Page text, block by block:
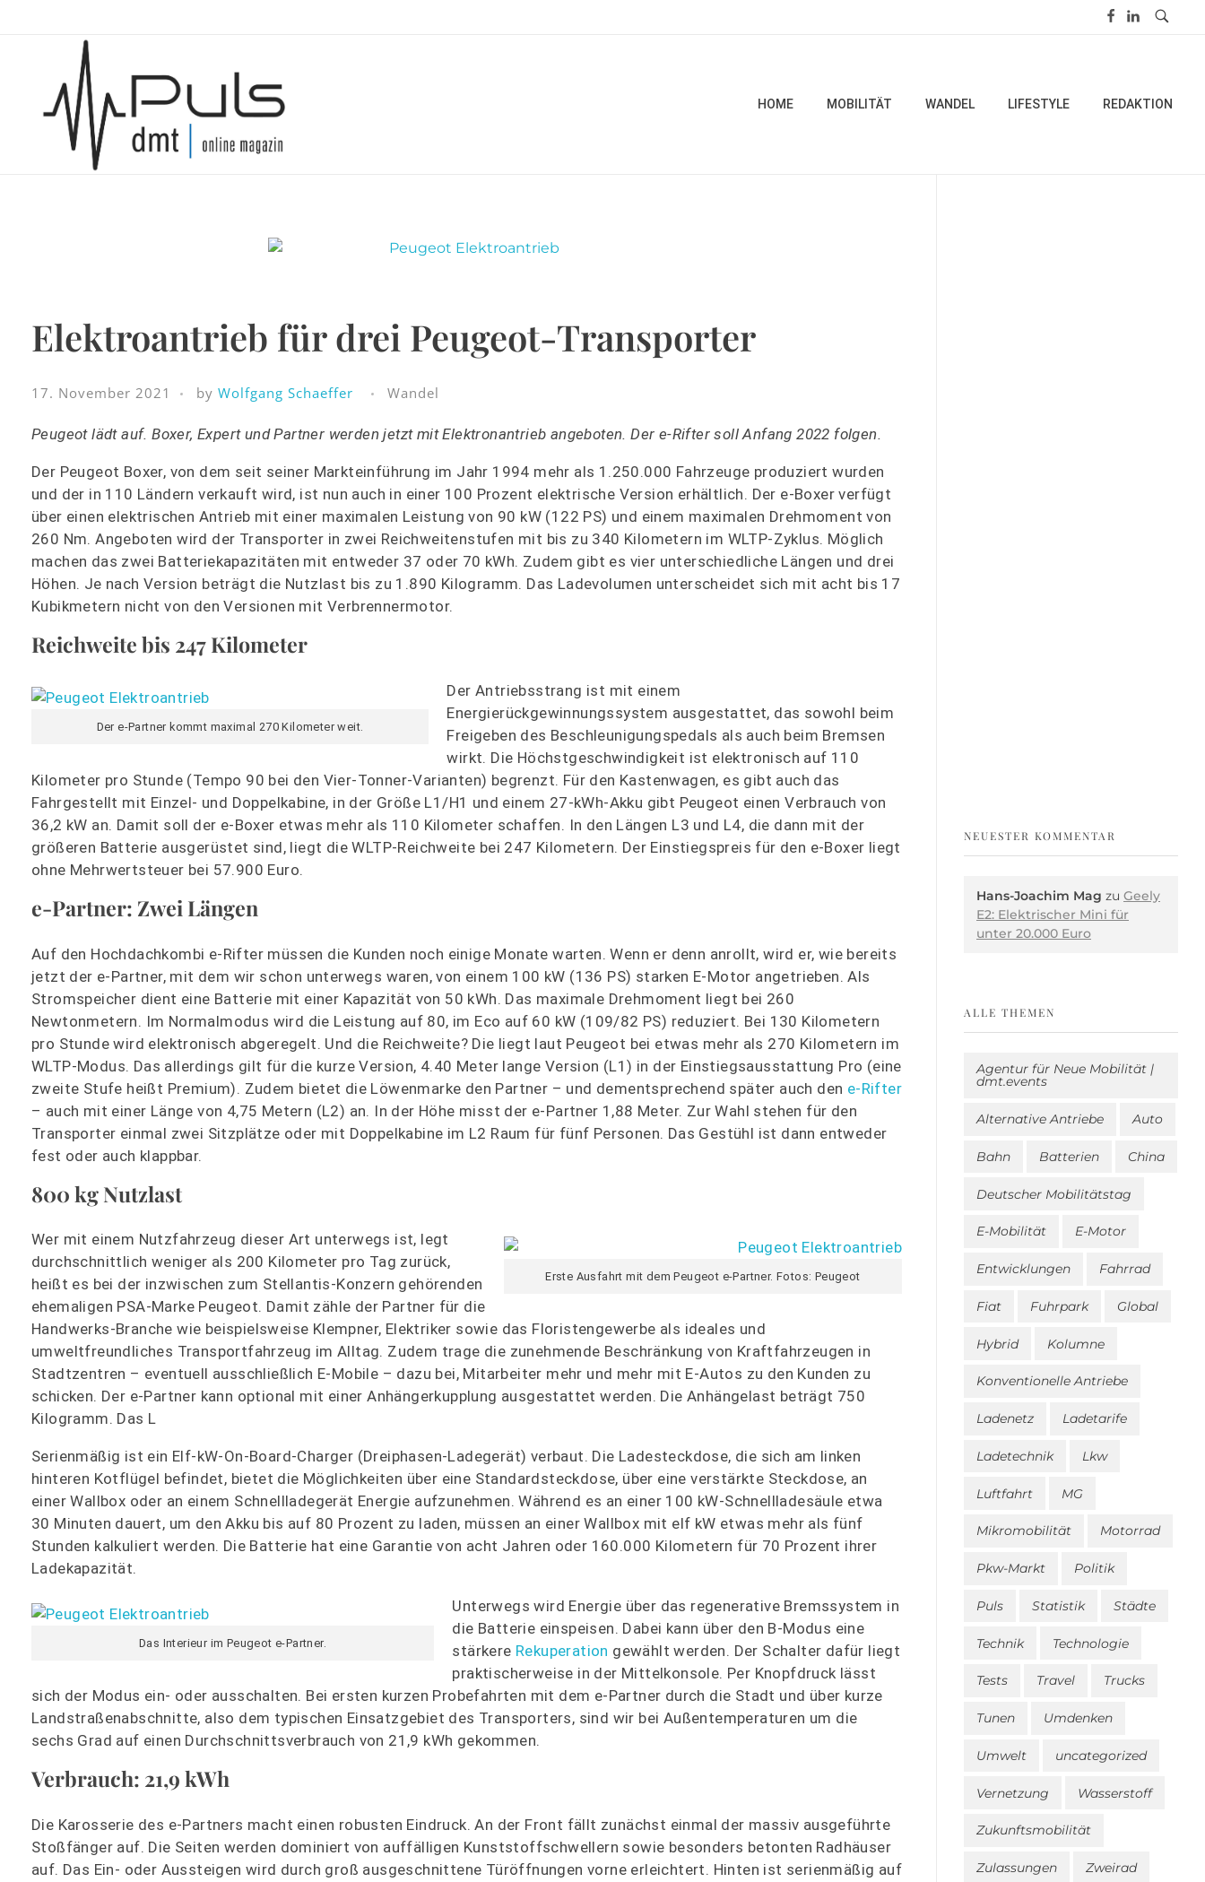
HOME MOBILITÄT WANDEL LIFESTYLE REDAKTION
Elektroantrieb für drei Peugeot-Transporter
17. November 2021 by Wolfgang Schaeffer Wandel
Peugeot lädt auf. Boxer, Expert und Partner werden jetzt mit Elektronantrieb angeboten. Der e-Rifter soll Anfang 2022 folgen.
Der Peugeot Boxer, von dem seit seiner Markteinführung im Jahr 1994 mehr als 1.250.000 Fahrzeuge produziert wurden
und der in 110 Ländern verkauft wird, ist nun auch in einer 100 Prozent elektrische Version erhältlich. Der e-Boxer verfügt
über einen elektrischen Antrieb mit einer maximalen Leistung von 90 kW (122 PS) und einem maximalen Drehmoment von
260 Nm. Angeboten wird der Transporter in zwei Reichweitenstufen mit bis zu 340 Kilometern im WLTP-Zyklus. Möglich
machen das zwei Batteriekapazitäten mit entweder 37 oder 70 kWh. Zudem gibt es vier unterschiedliche Längen und drei
Höhen. Je nach Version beträgt die Nutzlast bis zu 1.890 Kilogramm. Das Ladevolumen unterscheidet sich mit acht bis 17
Kubikmetern nicht von den Versionen mit Verbrennermotor.
Reichweite bis 247 Kilometer
Der e-Partner kommt maximal 270 Kilometer weit.
Der Antriebsstrang ist mit einem
Energierückgewinnungssystem ausgestattet, das sowohl beim
Freigeben des Beschleunigungspedals als auch beim Bremsen
wirkt. Die Höchstgeschwindigkeit ist elektronisch auf 110
Kilometer pro Stunde (Tempo 90 bei den Vier-Tonner-Varianten) begrenzt. Für den Kastenwagen, es gibt auch das
Fahrgestellt mit Einzel- und Doppelkabine, in der Größe L1/H1 und einem 27-kWh-Akku gibt Peugeot einen Verbrauch von
36,2 kW an. Damit soll der e-Boxer etwas mehr als 110 Kilometer schaffen. In den Längen L3 und L4, die dann mit der
größeren Batterie ausgerüstet sind, liegt die WLTP-Reichweite bei 247 Kilometern. Der Einstiegspreis für den e-Boxer liegt
ohne Mehrwertsteuer bei 57.900 Euro.
e-Partner: Zwei Längen
Auf den Hochdachkombi e-Rifter müssen die Kunden noch einige Monate warten. Wenn er denn anrollt, wird er, wie bereits
jetzt der e-Partner, mit dem wir schon unterwegs waren, von einem 100 kW (136 PS) starken E-Motor angetrieben. Als
Stromspeicher dient eine Batterie mit einer Kapazität von 50 kWh. Das maximale Drehmoment liegt bei 260
Newtonmetern. Im Normalmodus wird die Leistung auf 80, im Eco auf 60 kW (109/82 PS) reduziert. Bei 130 Kilometern
pro Stunde wird elektronisch abgeregelt. Und die Reichweite? Die liegt laut Peugeot bei etwas mehr als 270 Kilometern im
WLTP-Modus. Das allerdings gilt für die kurze Version, 4.40 Meter lange Version (L1) in der Einstiegsausstattung Pro (eine
zweite Stufe heißt Premium). Zudem bietet die Löwenmarke den Partner – und dementsprechend später auch den e-Rifter
– auch mit einer Länge von 4,75 Metern (L2) an. In der Höhe misst der e-Partner 1,88 Meter. Zur Wahl stehen für den
Transporter einmal zwei Sitzplätze oder mit Doppelkabine im L2 Raum für fünf Personen. Das Gestühl ist dann entweder
fest oder auch klappbar.
800 kg Nutzlast
Erste Ausfahrt mit dem Peugeot e-Partner. Fotos: Peugeot
Wer mit einem Nutzfahrzeug dieser Art unterwegs ist, legt
durchschnittlich weniger als 200 Kilometer pro Tag zurück,
heißt es bei der inzwischen zum Stellantis-Konzern gehörenden
ehemaligen PSA-Marke Peugeot. Damit zähle der Partner für die
Handwerks-Branche wie beispielsweise Klempner, Elektriker sowie das Floristengewerbe als ideales und
umweltfreundliches Transportfahrzeug im Alltag. Zudem trage die zunehmende Beschränkung von Kraftfahrzeugen in
Stadtzentren – eventuell ausschließlich E-Mobile – dazu bei, Mitarbeiter mehr und mehr mit E-Autos zu den Kunden zu
schicken. Der e-Partner kann optional mit einer Anhängerkupplung ausgestattet werden. Die Anhängelast beträgt 750
Kilogramm. Das L
Serienmäßig ist ein Elf-kW-On-Board-Charger (Dreiphasen-Ladegerät) verbaut. Die Ladesteckdose, die sich am linken
hinteren Kotflügel befindet, bietet die Möglichkeiten über eine Standardsteckdose, über eine verstärkte Steckdose, an
einer Wallbox oder an einem Schnellladegerät Energie aufzunehmen. Während es an einer 100 kW-Schnellladesäule etwa
30 Minuten dauert, um den Akku bis auf 80 Prozent zu laden, müssen an einer Wallbox mit elf kW etwas mehr als fünf
Stunden kalkuliert werden. Die Batterie hat eine Garantie von acht Jahren oder 160.000 Kilometern für 70 Prozent ihrer
Ladekapazität.
Das Interieur im Peugeot e-Partner.
Unterwegs wird Energie über das regenerative Bremssystem in
die Batterie einspeisen. Dabei kann über den B-Modus eine
stärkere Rekuperation gewählt werden. Der Schalter dafür liegt
praktischerweise in der Mittelkonsole. Per Knopfdruck lässt
sich der Modus ein- oder ausschalten. Bei ersten kurzen Probefahrten mit dem e-Partner durch die Stadt und über kurze
Landstraßenabschnitte, also dem typischen Einsatzgebiet des Transporters, sind wir bei Außentemperaturen um die
sechs Grad auf einen Durchschnittsverbrauch von 21,9 kWh gekommen.
Verbrauch: 21,9 kWh
Die Karosserie des e-Partners macht einen robusten Eindruck. An der Front fällt zunächst einmal der massiv ausgeführte
Stoßfänger auf. Die Seiten werden dominiert von auffälligen Kunststoffschwellern sowie besonders betonten Radhäuser
auf. Das Ein- oder Aussteigen wird durch groß ausgeschnittene Türöffnungen vorne erleichtert. Hinten ist serienmäßig auf
NEUESTER KOMMENTAR
Hans-Joachim Mag zu Geely
E2: Elektrischer Mini für
unter 20.000 Euro
ALLE THEMEN
Agentur für Neue Mobilität |
dmt.events
Alternative Antriebe Auto
Bahn Batterien China
Deutscher Mobilitätstag
E-Mobilität E-Motor
Entwicklungen Fahrrad
Fiat Fuhrpark Global
Hybrid Kolumne
Konventionelle Antriebe
Ladenetz Ladetarife
Ladetechnik Lkw
Luftfahrt MG
Mikromobilität Motorrad
Pkw-Markt Politik
Puls Statistik Städte
Technik Technologie
Tests Travel Trucks
Tunen Umdenken
Umwelt uncategorized
Vernetzung Wasserstoff
Zukunftsmobilität
Zulassungen Zweirad